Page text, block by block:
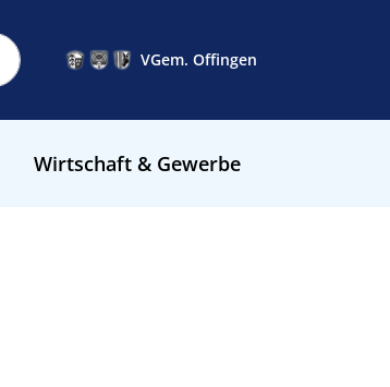
VGem. Offingen
Wirtschaft & Gewerbe